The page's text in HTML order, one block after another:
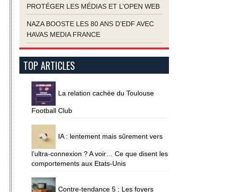
PROTÉGER LES MÉDIAS ET L’OPEN WEB
NAZA BOOSTE LES 80 ANS D’EDF AVEC
HAVAS MEDIA FRANCE
TOP ARTICLES
La relation cachée du Toulouse
Football Club
IA : lentement mais sûrement vers
l’ultra-connexion ? A voir… Ce que disent les
comportements aux Etats-Unis
Contre-tendance 5 : Les foyers